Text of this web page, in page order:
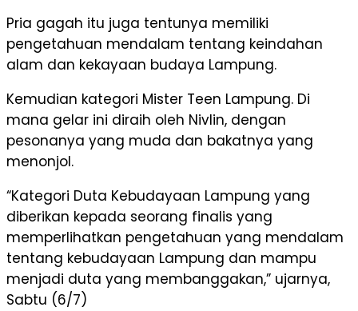
Pria gagah itu juga tentunya memiliki
pengetahuan mendalam tentang keindahan
alam dan kekayaan budaya Lampung.
Kemudian kategori Mister Teen Lampung. Di
mana gelar ini diraih oleh Nivlin, dengan
pesonanya yang muda dan bakatnya yang
menonjol.
“Kategori Duta Kebudayaan Lampung yang
diberikan kepada seorang finalis yang
memperlihatkan pengetahuan yang mendalam
tentang kebudayaan Lampung dan mampu
menjadi duta yang membanggakan,” ujarnya,
Sabtu (6/7)